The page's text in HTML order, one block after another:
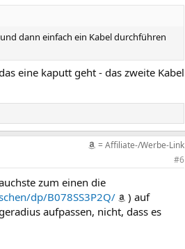
dann einfach ein Kabel durchführen
eine kaputt geht - das zweite Kabel
= Affiliate-/Werbe-Link
#6
zum einen die
dp/B078SS3P2Q/
) auf
aufpassen, nicht, dass es